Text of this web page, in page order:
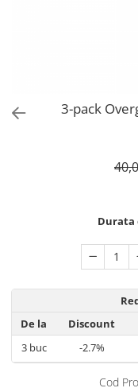
3-pack
Durata
De la
Discount
3buc -2.7%
Cod